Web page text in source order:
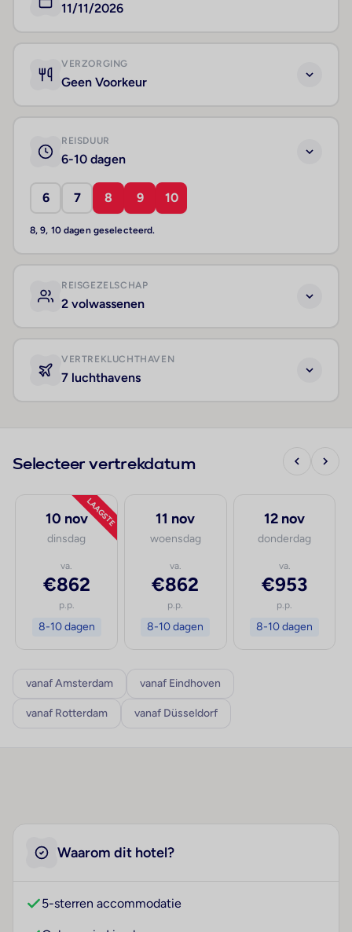
11/11/2026
VERZORGING
Geen Voorkeur
REISDUUR
6-10 dagen
6 7 8 9 10
8, 9, 10 dagen geselecteerd.
REISGEZELSCHAP
2 volwassenen
VERTREKLUCHTHAVEN
7 luchthavens
Selecteer vertrekdatum
LAAGSTE
10 nov
dinsdag
va.
€862
p.p.
8-10 dagen
11 nov
woensdag
va.
€862
p.p.
8-10 dagen
12 nov
donderdag
va.
€953
p.p.
8-10 dagen
vanaf Amsterdam vanaf Eindhoven
vanaf Rotterdam vanaf Düsseldorf
Waarom dit hotel?
5-sterren accommodatie